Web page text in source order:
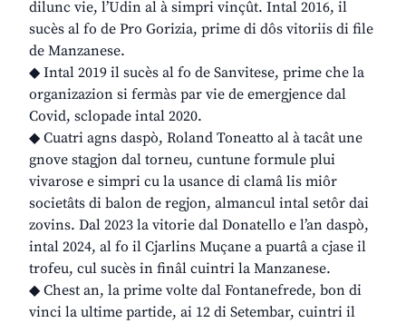
dilunc vie, l’Udin al à simpri vinçût. Intal 2016, il
sucès al fo de Pro Gorizia, prime di dôs vitoriis di file
de Manzanese.
◆ Intal 2019 il sucès al fo de Sanvitese, prime che la
organizazion si fermàs par vie de emergjence dal
Covid, sclopade intal 2020.
◆ Cuatri agns daspò, Roland Toneatto al à tacât une
gnove stagjon dal torneu, cuntune formule plui
vivarose e simpri cu la usance di clamâ lis miôr
societâts di balon de regjon, almancul intal setôr dai
zovins. Dal 2023 la vitorie dal Donatello e l’an daspò,
intal 2024, al fo il Cjarlins Muçane a puartâ a cjase il
trofeu, cul sucès in finâl cuintri la Manzanese.
◆ Chest an, la prime volte dal Fontanefrede, bon di
vinci la ultime partide, ai 12 di Setembar, cuintri il